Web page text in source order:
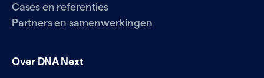
Cases en referenties
Partners en samenwerkingen
Over DNA Next